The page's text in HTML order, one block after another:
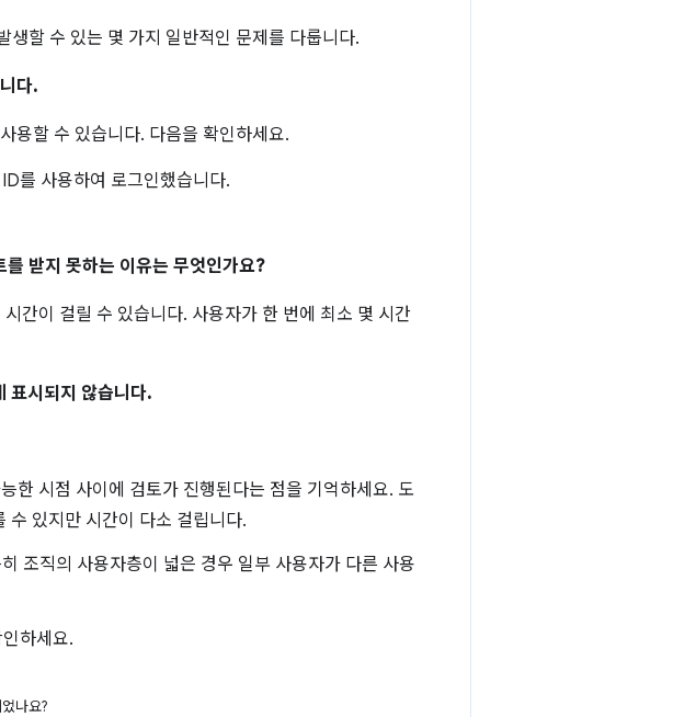
할 수 있는 몇 가지 일반적인 문제를 다룹니다.
다.
용할 수 있습니다. 다음을 확인하세요.
를 사용하여 로그인했습니다.
받지 못하는 이유는 무엇인가요?
간이 걸릴 수 있습니다. 사용자가 한 번에 최소 몇 시간
표시되지 않습니다.
한 시점 사이에 검토가 진행된다는 점을 기억하세요. 도
수 있지만 시간이 다소 걸립니다.
조직의 사용자층이 넓은 경우 일부 사용자가 다른 사용
하세요.
나요?